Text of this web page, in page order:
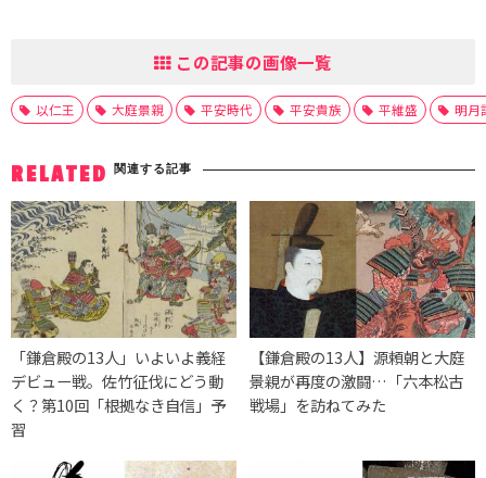
この記事の画像一覧
以仁王 大庭景親 平安時代 平安貴族 平維盛 明月
RELATED 関連する記事
「鎌倉殿の13人」いよいよ義経
デビュー戦。佐竹征伐にどう動
く？第10回「根拠なき自信」予
習
【鎌倉殿の13人】源頼朝と大庭
景親が再度の激闘…「六本松古
戦場」を訪ねてみた